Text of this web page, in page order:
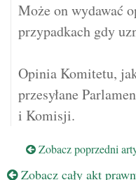
Może on wydawać
przypadkach gdy
Opinia Komitetu,
przesyłane
i Komisji.
Zobacz poprzedni
Zobacz cały akt